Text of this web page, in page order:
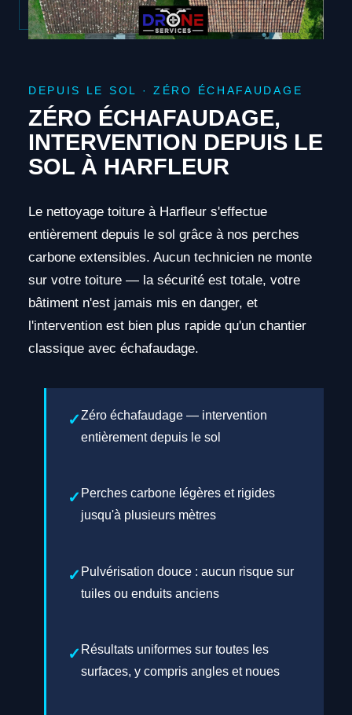
DEPUIS LE SOL · ZÉRO ÉCHAFAUDAGE
ZÉRO ÉCHAFAUDAGE,
INTERVENTION DEPUIS LE
SOL À HARFLEUR
Le nettoyage toiture à Harfleur s'effectue
entièrement depuis le sol grâce à nos perches
carbone extensibles. Aucun technicien ne monte
sur votre toiture — la sécurité est totale, votre
bâtiment n'est jamais mis en danger, et
l'intervention est bien plus rapide qu'un chantier
classique avec échafaudage.
Zéro échafaudage — intervention
entièrement depuis le sol
Perches carbone légères et rigides
jusqu'à plusieurs mètres
Pulvérisation douce : aucun risque sur
tuiles ou enduits anciens
Résultats uniformes sur toutes les
surfaces, y compris angles et noues